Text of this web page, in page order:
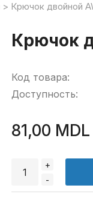
Крючок двойной
Крючок
Код товара:
Доступность:
81,00 MDL
+
-